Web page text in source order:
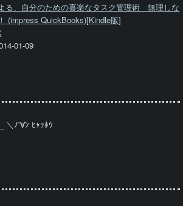
る、自分のための喜楽なタスク管理術 無理しな
(impress QuickBooks)[Kindle版]
01-09
＼ﾉ'∀ﾝ ﾋｬｯﾎｳ